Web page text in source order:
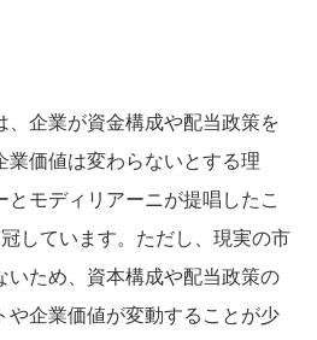
、企業が資金構成や配当政策を
価値は変わらないとする理
モディリアーニが提唱したこ
しています。ただし、現実の市
いため、資本構成や配当政策の
や企業価値が変動することが少